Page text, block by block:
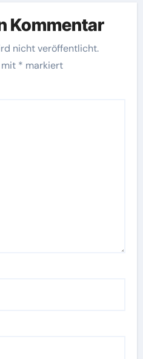
Kommentar
nicht veröffentlicht.
mit * markiert